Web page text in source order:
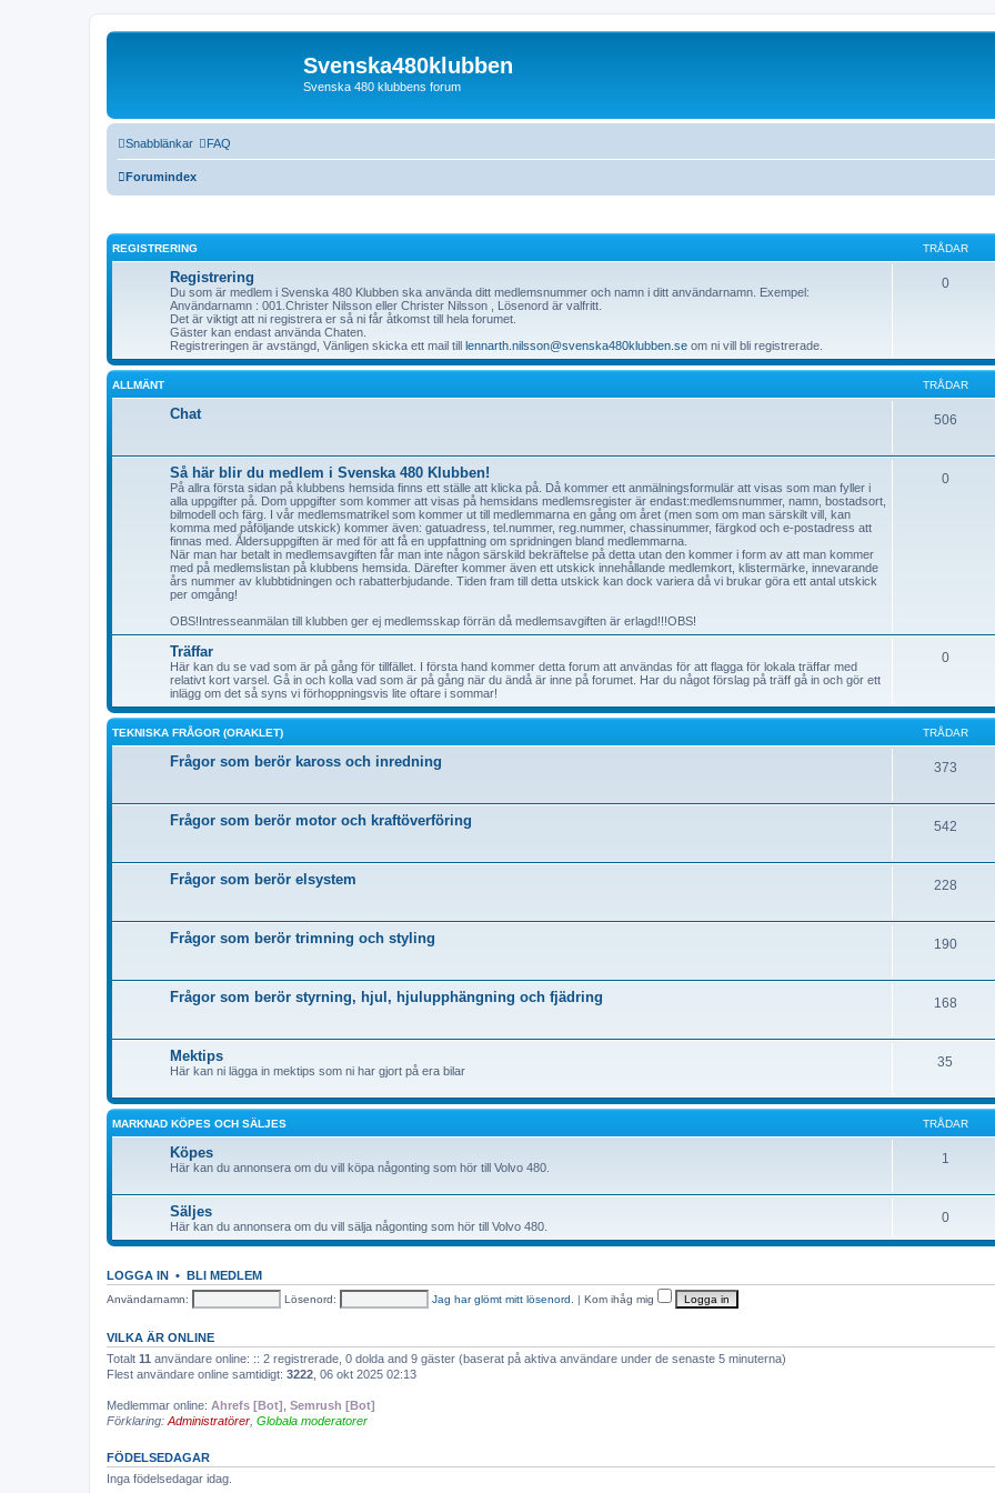
Svenska480klubben
Svenska 480 klubbens forum
Snabblänkar FAQ
Forumindex
REGISTRERING TRÅDAR
Registrering
Du som är medlem i Svenska 480 Klubben ska använda ditt medlemsnummer och namn i ditt användarnamn. Exempel:
Användarnamn : 001.Christer Nilsson eller Christer Nilsson , Lösenord är valfritt.
Det är viktigt att ni registrera er så ni får åtkomst till hela forumet.
Gäster kan endast använda Chaten.
Registreringen är avstängd, Vänligen skicka ett mail till lennarth.nilsson@svenska480klubben.se om ni vill bli registrerade.
0
ALLMÄNT TRÅDAR
Chat 506
Så här blir du medlem i Svenska 480 Klubben!
På allra första sidan på klubbens hemsida finns ett ställe att klicka på. Då kommer ett anmälningsformulär att visas som man fyller i
alla uppgifter på. Dom uppgifter som kommer att visas på hemsidans medlemsregister är endast:medlemsnummer, namn, bostadsort,
bilmodell och färg. I vår medlemsmatrikel som kommer ut till medlemmarna en gång om året (men som om man särskilt vill, kan
komma med påföljande utskick) kommer även: gatuadress, tel.nummer, reg.nummer, chassinummer, färgkod och e-postadress att
finnas med. Åldersuppgiften är med för att få en uppfattning om spridningen bland medlemmarna.
När man har betalt in medlemsavgiften får man inte någon särskild bekräftelse på detta utan den kommer i form av att man kommer
med på medlemslistan på klubbens hemsida. Därefter kommer även ett utskick innehållande medlemkort, klistermärke, innevarande
års nummer av klubbtidningen och rabatterbjudande. Tiden fram till detta utskick kan dock variera då vi brukar göra ett antal utskick
per omgång!
OBS!Intresseanmälan till klubben ger ej medlemsskap förrän då medlemsavgiften är erlagd!!!OBS!
0
Träffar
Här kan du se vad som är på gång för tillfället. I första hand kommer detta forum att användas för att flagga för lokala träffar med
relativt kort varsel. Gå in och kolla vad som är på gång när du ändå är inne på forumet. Har du något förslag på träff gå in och gör ett
inlägg om det så syns vi förhoppningsvis lite oftare i sommar!
0
TEKNISKA FRÅGOR (ORAKLET) TRÅDAR
Frågor som berör kaross och inredning 373
Frågor som berör motor och kraftöverföring 542
Frågor som berör elsystem 228
Frågor som berör trimning och styling 190
Frågor som berör styrning, hjul, hjulupphängning och fjädring 168
Mektips
Här kan ni lägga in mektips som ni har gjort på era bilar
35
MARKNAD KÖPES OCH SÄLJES TRÅDAR
Köpes
Här kan du annonsera om du vill köpa någonting som hör till Volvo 480.
1
Säljes
Här kan du annonsera om du vill sälja någonting som hör till Volvo 480.
0
LOGGA IN • BLI MEDLEM
Användarnamn: Lösenord: Jag har glömt mitt lösenord. | Kom ihåg mig
VILKA ÄR ONLINE
Totalt 11 användare online: :: 2 registrerade, 0 dolda and 9 gäster (baserat på aktiva användare under de senaste 5 minuterna)
Flest användare online samtidigt: 3222 , 06 okt 2025 02:13
Medlemmar online: Ahrefs [Bot] Semrush [Bot]
Förklaring: Administratörer Globala moderatorer
FÖDELSEDAGAR
Inga födelsedagar idag.